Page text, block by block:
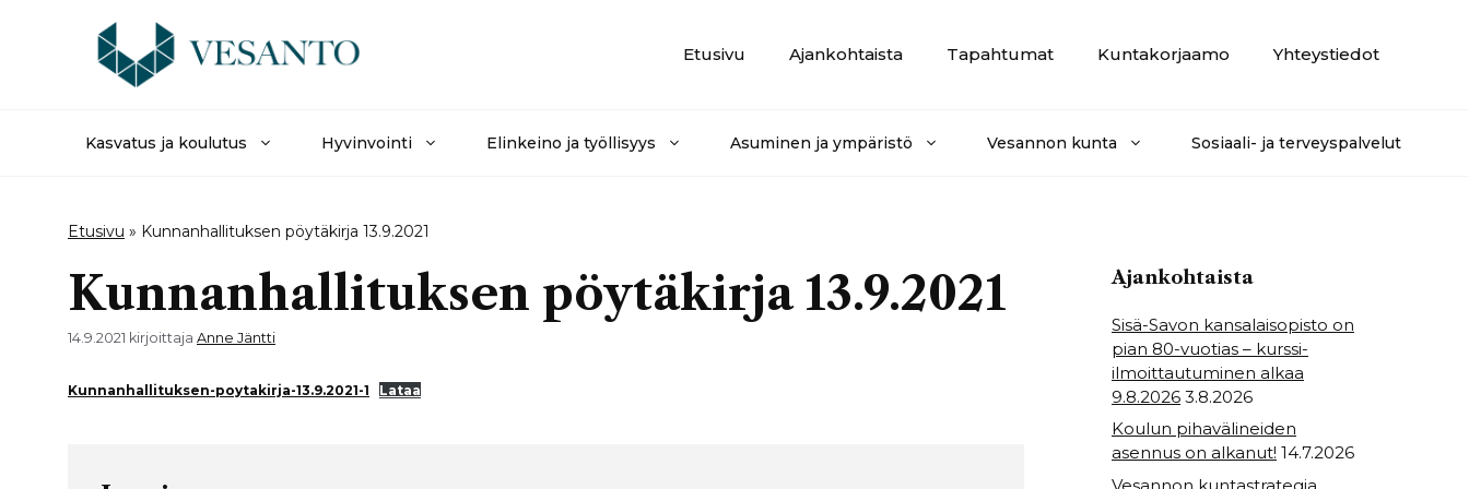
Etusivu
Ajankohtaista Tapahtumat Kuntakorjaamo Yhteystiedot
Kasvatus ja koulutus Hyvinvointi Elinkeino ja työllisyys Asuminen ja ympäristö Vesannon kunta Sosiaali- ja terveyspalvelut
Etusivu » Kunnanhallituksen pöytäkirja 13.9.2021
Kunnanhallituksen pöytäkirja 13.9.2021
14.9.2021 kirjoittaja Anne Jäntti
Kunnanhallituksen-poytakirja-13.9.2021-1 Lataa
Ajankohtaista
Sisä-Savon kansalaisopisto on
pian 80-vuotias – kurssi-
ilmoittautuminen alkaa
9.8.2026 3.8.2026
Koulun pihavälineiden
asennus on alkanut! 14.7.2026